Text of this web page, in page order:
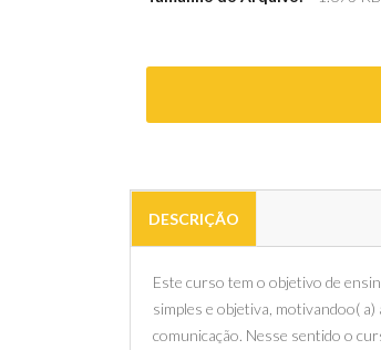
DESCRIÇÃO
Este curso tem o objetivo de
simples e objetiva, motivandoo(
comunicação. Nesse sentido o